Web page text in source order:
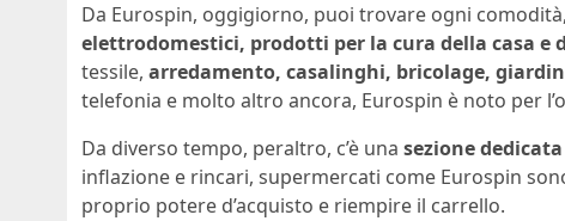
Da Eurospin, oggigiorno, puoi trovare ogni
elettrodomestici, prodotti per la cura della casa e
tessile, arredamento, casalinghi, bricolage,
telefonia e molto altro ancora, Eurospin è noto per
Da diverso tempo, peraltro, c’è una sezione
inflazione e rincari, supermercati come Eurospin
proprio potere d’acquisto e riempire il carrello.